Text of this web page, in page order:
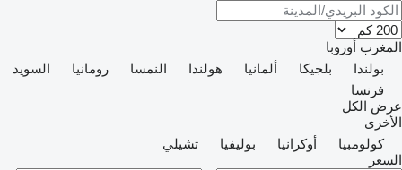
المغرب أوروبا
بولندا
بلجيكا ألمانيا هولندا النمسا رومانيا
السويد
فرنسا
عرض الكل
الأخرى
كولومبيا
أوكرانيا بوليفيا
تشيلي
السعر